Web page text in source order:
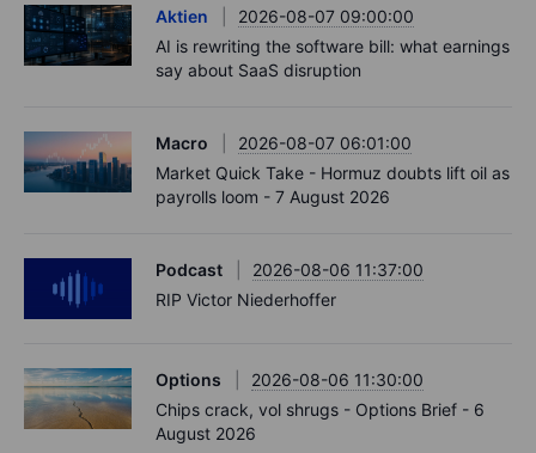
Aktien
2026-08-07 09:00:00
AI is rewriting the software bill: what earnings
say about SaaS disruption
Macro
2026-08-07 06:01:00
Market Quick Take - Hormuz doubts lift oil as
payrolls loom - 7 August 2026
Podcast
2026-08-06 11:37:00
RIP Victor Niederhoffer
Options
2026-08-06 11:30:00
Chips crack, vol shrugs - Options Brief - 6
August 2026